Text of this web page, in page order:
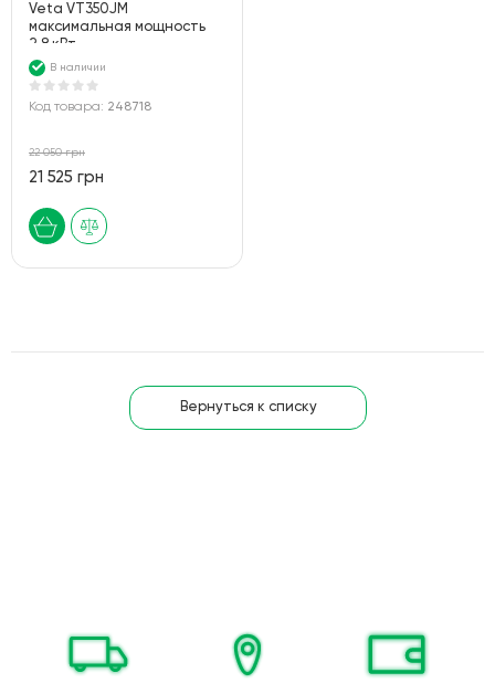
Veta VT350JM
максимальная мощность
2.8 кВт
В наличии
Код товара: 248718
22 050 грн
21 525 грн
Вернуться к списку